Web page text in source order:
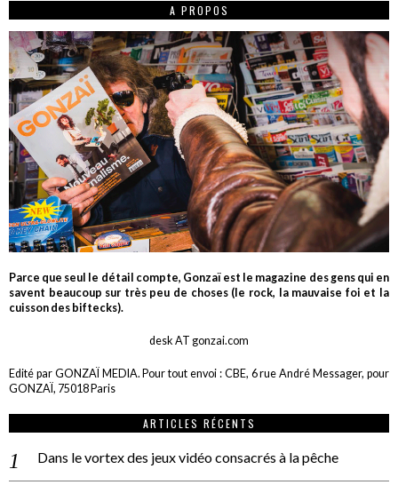
A PROPOS
Parce que seul le détail compte, Gonzaï est le magazine des gens qui en
savent beaucoup sur très peu de choses (le rock, la mauvaise foi et la
cuisson des biftecks).
desk AT gonzai.com
Edité par GONZAÏ MEDIA. Pour tout envoi : CBE, 6 rue André Messager, pour
GONZAÏ, 75018 Paris
ARTICLES RÉCENTS
Dans le vortex des jeux vidéo consacrés à la pêche